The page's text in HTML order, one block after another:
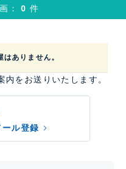
画：0件
ありません。
をお送りいたします。
ル登録